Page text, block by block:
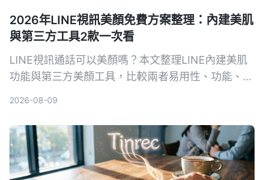
2026年LINE視訊美顏免費方案整理：內建美肌
與第三方工具2款一次看
LINE視訊通話可以美顏嗎？本文整理LINE內建美肌
功能與第三方美顏工具，比較兩者易用性、功能、平
2026-08-09